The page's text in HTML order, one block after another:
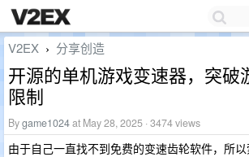
V2EX › 分享创造
开源的单机游戏变速器，突破
限制
Bygame1024at May 28, 2025 · 3474 views
由于自己一直找不到免费的变速齿轮软件，所